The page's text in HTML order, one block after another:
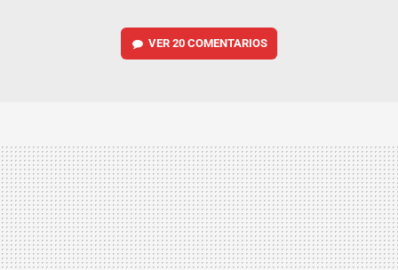
VER 20 COMENTARIOS